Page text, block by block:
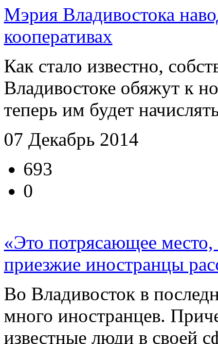
Мэрия Владивостока
кооперативах
Как стало известно,
Владивостоке обяжут к
теперь им будет
07 Декабрь 2014
693
0
«Это потрясающее
приезжие иностранцы
Во Владивосток в
много иностранцев.
известные люди в своей